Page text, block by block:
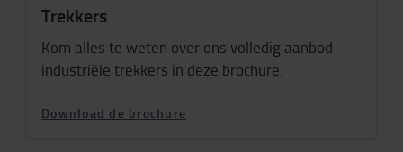
Trekkers
Kom alles te weten over ons volledig aanbod
industriële trekkers in deze brochure.
Download de brochure